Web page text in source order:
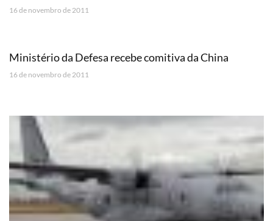
16 de novembro de 2011
Ministério da Defesa recebe comitiva da China
16 de novembro de 2011